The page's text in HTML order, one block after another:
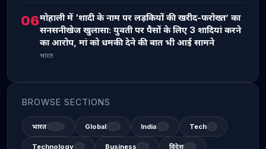
06मोहाली में ‘शादी के नाम पर लड़कियों की खरीद-फरोख्त’ का
सनसनीखेज खुलासा: युवती पर पैसों के लिए 3 शादियां करने
का आरोप, मां को धमकी देने की बात भी आई सामने
भारत
BROWSE SECTIONS
भारत Global India Tech
Technology Business विदेश